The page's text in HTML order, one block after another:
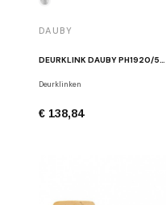
DAUBY
Deurklinken
€ 138,84